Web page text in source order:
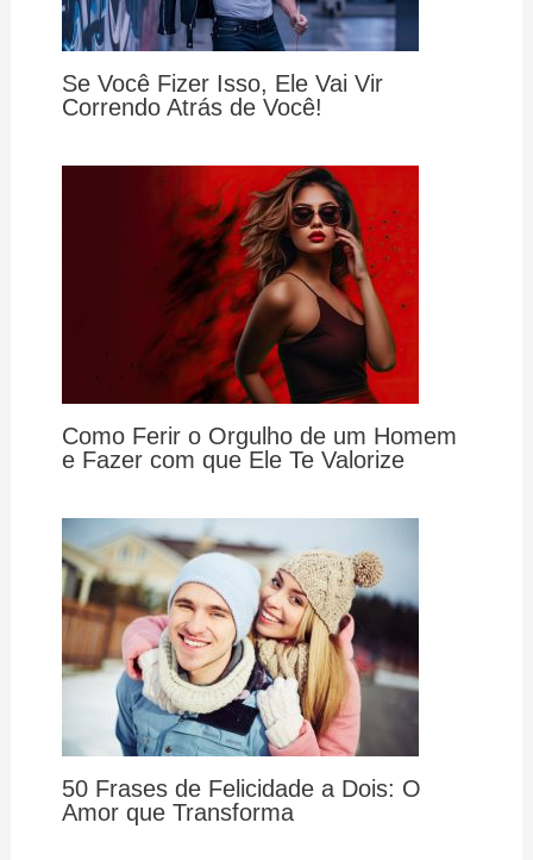
Se Você Fizer Isso, Ele Vai Vir
Correndo Atrás de Você!
Como Ferir o Orgulho de um Homem
e Fazer com que Ele Te Valorize
50 Frases de Felicidade a Dois: O
Amor que Transforma